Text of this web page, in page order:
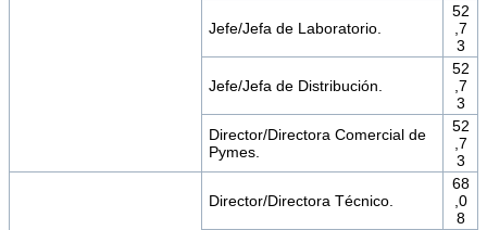
Jefe/Jefa de Laboratorio.
52
,7
3
Jefe/Jefa de Distribución.
52
,7
3
Director/Directora Comercial de
Pymes.
52
,7
3
Director/Directora Técnico.
68
,0
8